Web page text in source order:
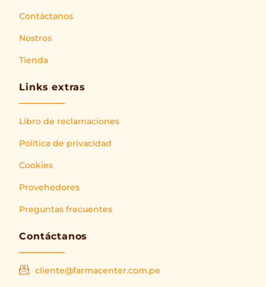
Contáctanos
Nostros
Tienda
Links extras
Libro de reclamaciones
Política de privacidad
Cookies
Provehedores
Preguntas frecuentes
Contáctanos
cliente@farmacenter.com.pe